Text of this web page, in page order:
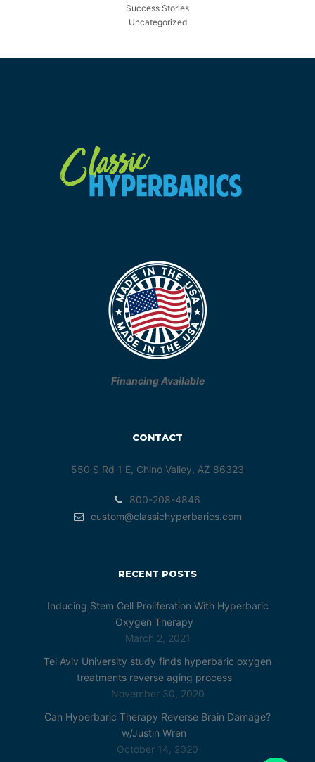
Success Stories
Uncategorized
Financing Available
CONTACT
550 S Rd 1 E, Chino Valley, AZ 86323
800-208-4846
custom@classichyperbarics.com
RECENT POSTS
Inducing Stem Cell Proliferation With Hyperbaric
Oxygen Therapy
March 2, 2021
Tel Aviv University study finds hyperbaric oxygen
treatments reverse aging process
November 30, 2020
Can Hyperbaric Therapy Reverse Brain Damage?
w/Justin Wren
October 14, 2020